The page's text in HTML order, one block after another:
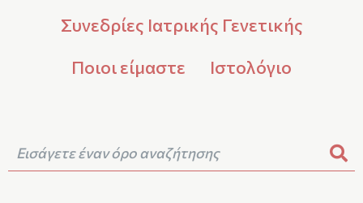
Συνεδρίες Ιατρικής Γενετικής
Ποιοι είμαστε
Ιστολόγιο